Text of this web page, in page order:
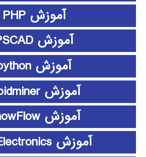
آموزش PHP
آموزش PSCAD
آموزش python
آموزش rapidminer
آموزش ShowFlow
آموزش SimElectronics